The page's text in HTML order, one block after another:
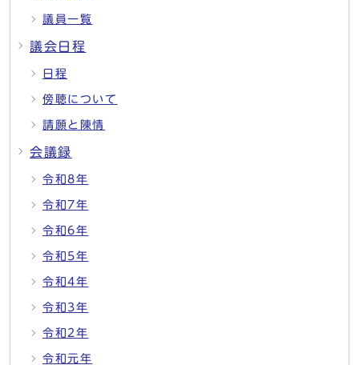
議員一覧
議会日程
日程
傍聴について
請願と陳情
会議録
令和8年
令和7年
令和6年
令和5年
令和4年
令和3年
令和2年
令和元年